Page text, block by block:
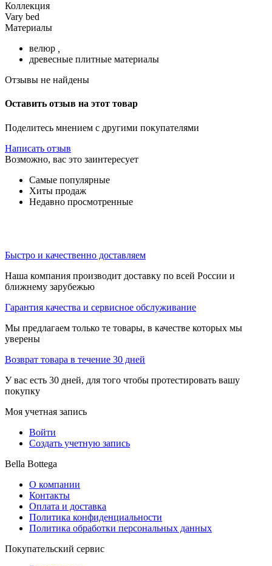
Коллекция
Vary bed
Материалы
велюр
древесные плитные материалы
Отзывы не найдены
Оставить отзыв на этот товар
Поделитесь мнением с другими покупателями
Написать отзыв
Возможно, вас это заинтересует
Самые популярные
Хиты продаж
Недавно просмотренные
Быстро и качественно доставляем
Наша компания производит доставку по всей России и
ближнему зарубежью
Гарантия качества и сервисное обслуживание
Мы предлагаем только те товары, в качестве которых мы
уверены
Возврат товара в течение 30 дней
У вас есть 30 дней, для того чтобы протестировать вашу
покупку
Моя учетная запись
Войти
Создать учетную запись
Bella Bottega
О компании
Контакты
Оплата и доставка
Политика конфиденциальности
Политика обработки персональных данных
Покупательский сервис